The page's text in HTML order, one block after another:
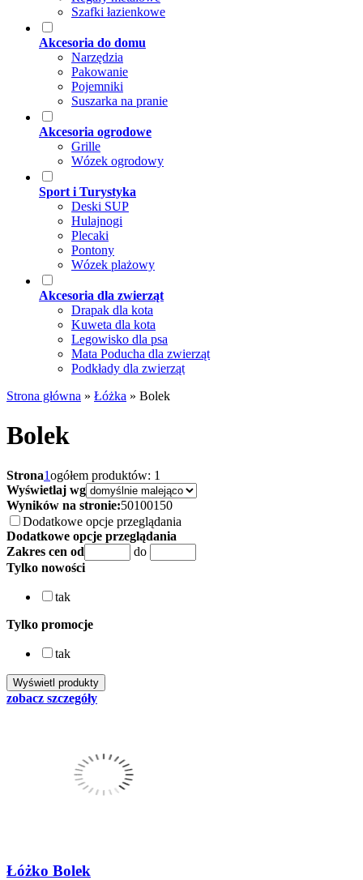
Szafki łazienkowe
Akcesoria do domu
Narzędzia
Pakowanie
Pojemniki
Suszarka na pranie
Akcesoria ogrodowe
Grille
Wózek ogrodowy
Sport i Turystyka
Deski SUP
Hulajnogi
Plecaki
Pontony
Wózek plażowy
Akcesoria dla zwierząt
Drapak dla kota
Kuweta dla kota
Legowisko dla psa
Mata Poducha dla zwierząt
Podkłady dla zwierząt
Strona główna » Łóżka » Bolek
Bolek
Strona1ogółem produktów: 1
Wyświetlaj wg
Wyników na stronie:50100150
Dodatkowe opcje przeglądania
Dodatkowe opcje przeglądania
Zakres cen od
do
Tylko nowości
tak
Tylko promocje
tak
zobacz szczegóły
Łóżko Bolek